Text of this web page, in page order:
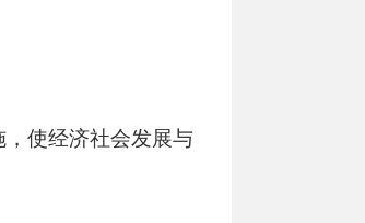
使经济社会发展与